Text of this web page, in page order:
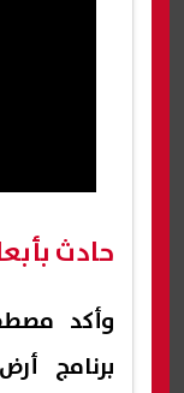
حادث
وأكد
برنامج